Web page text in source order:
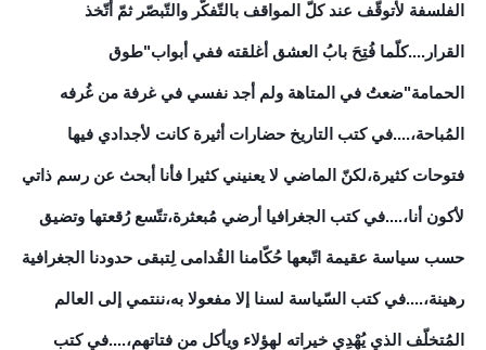
الفلسفة لأتوقّف عند كلّ المواقف بالتّفكّر والتّبصّر ثمّ أتّخذ
القرار....كلّما فُتِحَ بابُ العشق أغلقته ففي أبواب"طوق
الحمامة"ضعتُ في المتاهة ولم أجد نفسي في غرفة من غُرفه
المُباحة،....في كتب التاريخ حضارات أثيرة كانت لأجدادي فيها
فتوحات كثيرة،لكنّ الماضي لا يعنيني كثيرا فأنا أبحث عن رسم ذاتي
لأكون أنا،....في كتب الجغرافيا أرضي مُبعثرة،تتّسع رُقعتها وتضيق
حسب سياسة عقيمة اتّبعها حُكّامنا القُدامى لِتبقى حدودنا الجغرافية
رهينة،....في كتب السّياسة لسنا إلا مفعولا به،ننتمي إلى العالم
المُتخلّف الذي يُهْدِي خيراته لهؤلاء ويأكل من فتاتهم،....في كتب